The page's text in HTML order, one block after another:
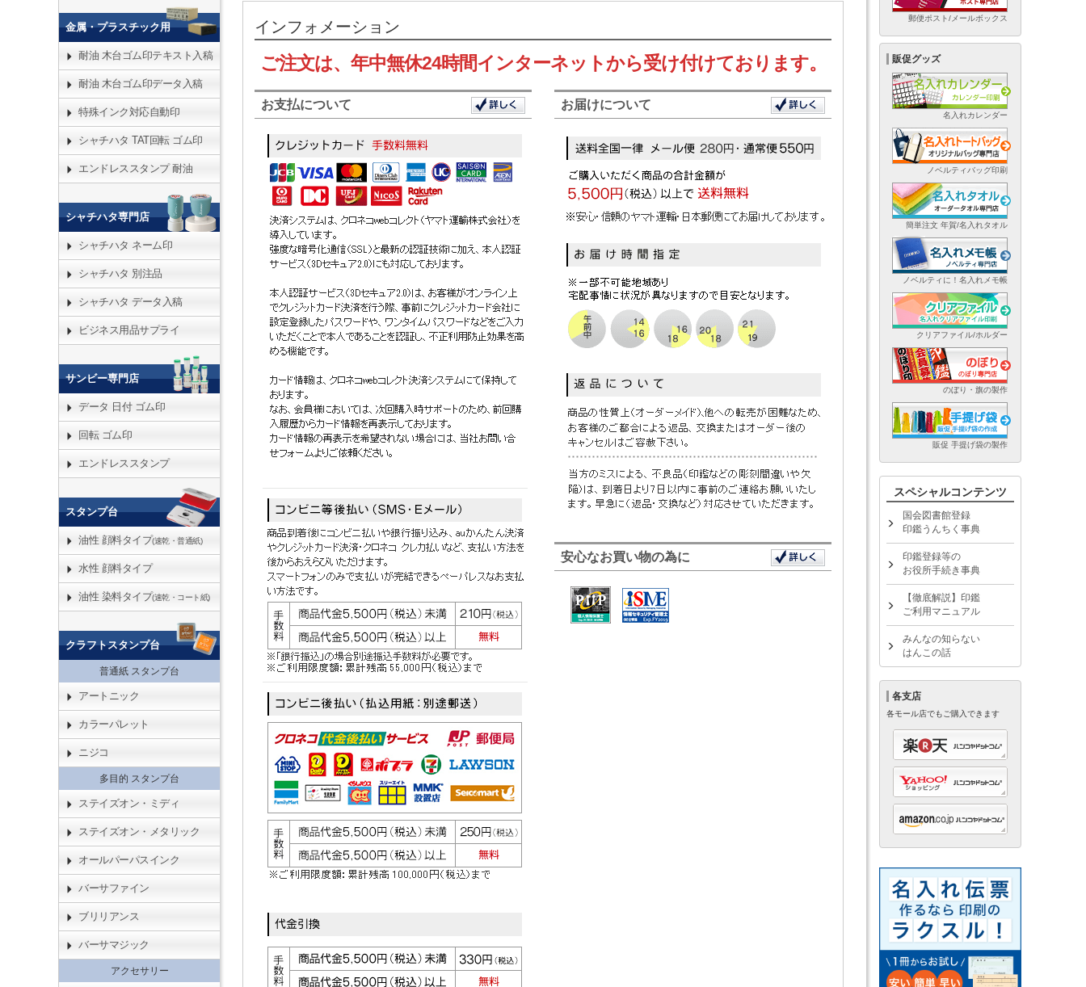
インフォメーション
ご注文は、年中無休24時間インターネットから受け付けております。
お支払について お届けについて
安心なお買い物の為に
金属・プラスチック用
耐油 木台ゴム印テキスト入稿
耐油 木台ゴム印データ入稿
特殊インク対応自動印
シャチハタ TAT回転 ゴム印
エンドレススタンプ 耐油
シャチハタ専門店
シャチハタ ネーム印
シャチハタ 別注品
シャチハタ データ入稿
ビジネス用品サプライ
サンビー専門店
データ 日付 ゴム印
回転 ゴム印
エンドレススタンプ
スタンプ台
油性 顔料タイプ(速乾・普通紙)
水性 顔料タイプ
油性 染料タイプ(速乾・コート紙)
クラフトスタンプ台
普通紙 スタンプ台
アートニック
カラーパレット
ニジコ
多目的 スタンプ台
ステイズオン・ミディ
ステイズオン・メタリック
オールパーパスインク
バーサファイン
ブリリアンス
バーサマジック
アクセサリー
郵便ポスト/メールボックス
販促グッズ
名入れカレンダー
ノベルティバッグ印刷
簡単注文 年賀/名入れタオル
ノベルティに！名入れメモ帳
クリアファイル/ホルダー
のぼり・旗の製作
販促 手提げ袋の製作
スペシャルコンテンツ
国会図書館登録
印鑑うんちく事典
印鑑登録等の
お役所手続き事典
【徹底解説】印鑑
ご利用マニュアル
みんなの知らない
はんこの話
各支店
各モール店でもご購入できます